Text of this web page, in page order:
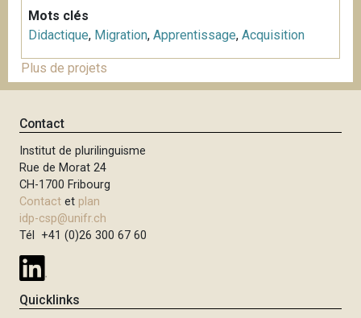
Mots clés
Didactique, Migration, Apprentissage, Acquisition
Plus de projets
Contact
Institut de plurilinguisme
Rue de Morat 24
CH-1700 Fribourg
Contact et plan
idp-csp@unifr.ch
Tél +41 (0)26 300 67 60
Quicklinks